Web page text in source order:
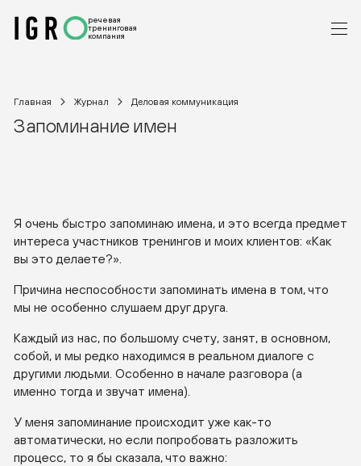
речевая
тренинговая
компания
Главная Журнал Деловая коммуникация
Запоминание имен
Я очень быстро запоминаю имена, и это всегда предмет
интереса участников тренингов и моих клиентов: «Как
вы это делаете?».
Причина неспособности запоминать имена в том, что
мы не особенно слушаем друг друга.
Каждый из нас, по большому счету, занят, в основном,
собой, и мы редко находимся в реальном диалоге с
другими людьми. Особенно в начале разговора (а
именно тогда и звучат имена).
У меня запоминание происходит уже как-то
автоматически, но если попробовать разложить
процесс, то я бы сказала, что важно: